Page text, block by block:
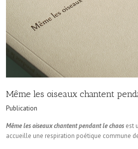
Même les oiseaux chantent
Publication
Même les oiseaux chantent pendant le chaos est
accueille une respiration poétique commune